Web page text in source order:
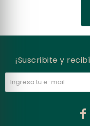
¡Suscribite y
